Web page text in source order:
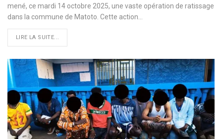
mené, ce mardi 14 octobre 2025, une vaste opération de ratissage
dans la commune de Matoto. Cette action…
LIRE LA SUITE...